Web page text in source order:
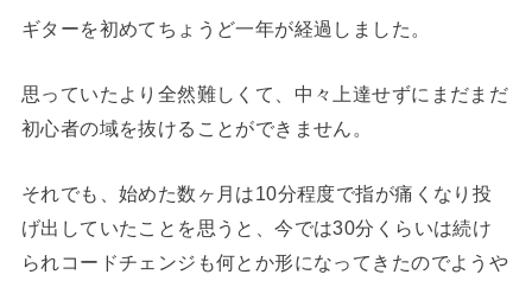
ギターを初めてちょうど一年が経過しました。
思っていたより全然難しくて、中々上達せずにまだまだ
初心者の域を抜けることができません。
それでも、始めた数ヶ月は10分程度で指が痛くなり投
げ出していたことを思うと、今では30分くらいは続け
られコードチェンジも何とか形になってきたのでようや